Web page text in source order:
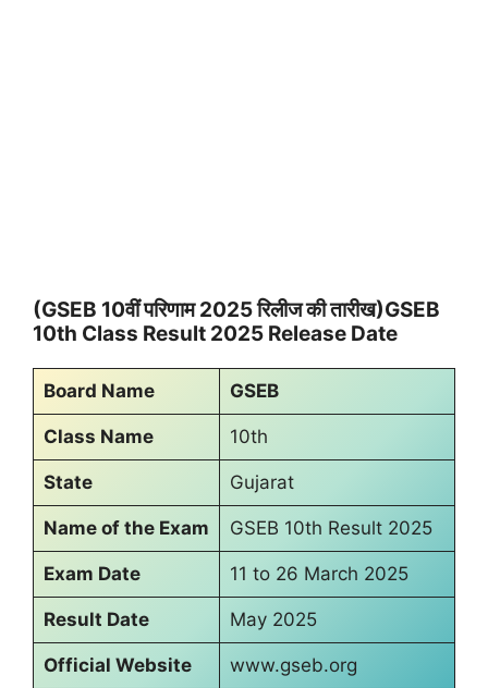
(GSEB 10वीं परिणाम 2025 रिलीज की तारीख)GSEB
10th Class Result 2025 Release Date
Board Name GSEB
Class Name 10th
State Gujarat
Name of the Exam GSEB 10th Result 2025
Exam Date 11 to 26 March 2025
Result Date May 2025
Official Website www.gseb.org